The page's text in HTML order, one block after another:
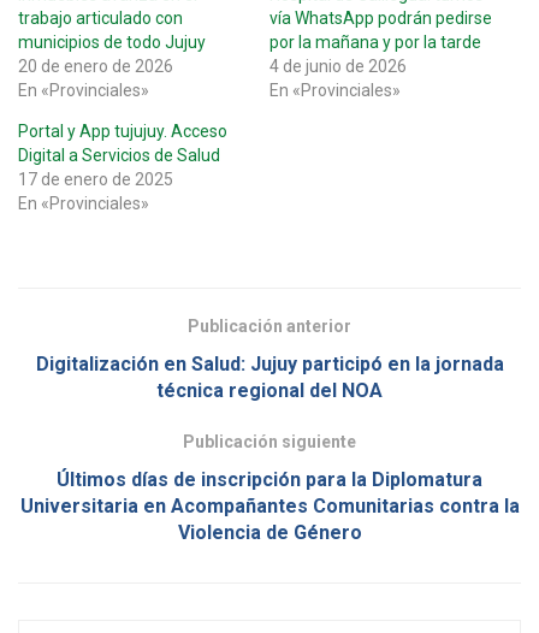
trabajo articulado con
municipios de todo Jujuy
20 de enero de 2026
En «Provinciales»
vía WhatsApp podrán pedirse
por la mañana y por la tarde
4 de junio de 2026
En «Provinciales»
Portal y App tujujuy. Acceso
Digital a Servicios de Salud
17 de enero de 2025
En «Provinciales»
Publicación anterior
Digitalización en Salud: Jujuy participó en la jornada
técnica regional del NOA
Publicación siguiente
Últimos días de inscripción para la Diplomatura
Universitaria en Acompañantes Comunitarias contra la
Violencia de Género